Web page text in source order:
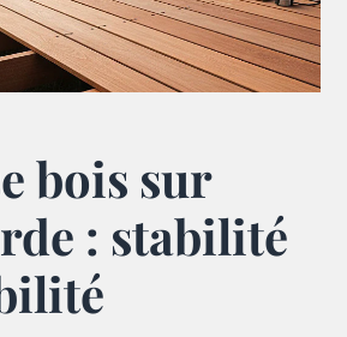
bois sur
: stabilité